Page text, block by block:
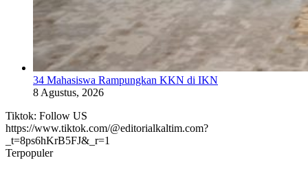
34 Mahasiswa Rampungkan KKN di IKN
8 Agustus, 2026
Tiktok: Follow US
https://www.tiktok.com/@editorialkaltim.com?
_t=8ps6hKrB5FJ&_r=1
Terpopuler